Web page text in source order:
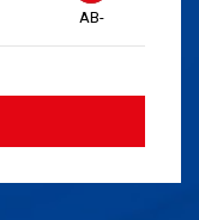
AB-